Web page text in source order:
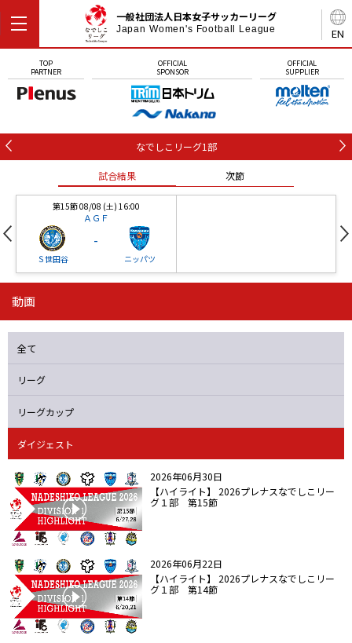
EN
一般社団法人日本女子サッカーリーグ
Japan Women's Football League
TOP
PARTNER
OFFICIAL
SPONSOR
OFFICIAL
SUPPLIER
なでしこリーグ1部
試合結果 次節
第15節 08/08 (土) 16:00
ＡＧＦ
Ｓ世田谷
-
ニッパツ
ニッパツ 石人の星
動画
全て
リーグ
リーグカップ
ダイジェスト
2026年06月30日
【ハイライト】 2026プレナスなでしこリー
グ１部 第15節
2026年06月22日
【ハイライト】 2026プレナスなでしこリー
グ１部 第14節